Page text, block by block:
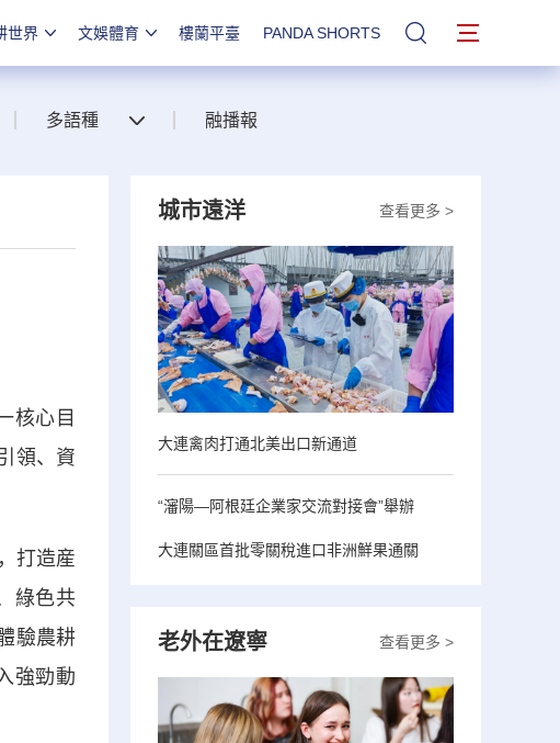
世界 文娛體育 樓蘭平臺 PANDA SHORTS 站內搜索
多語種 融播報
核心目
領、資
打造産
綠色共
驗農耕
強勁動
查看更多 >
城市遠洋
大連禽肉打通北美出口新通道
“瀋陽—阿根廷企業家交流對接會”舉辦
大連關區首批零關稅進口非洲鮮果通關
查看更多 >
老外在遼寧